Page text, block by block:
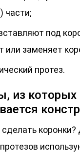
части;
под
или заменяет
протез.
из которых
коронки?